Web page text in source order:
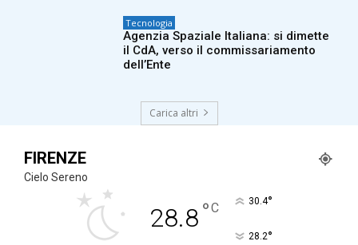
Tecnologia
Agenzia Spaziale Italiana: si dimette
il CdA, verso il commissariamento
dell’Ente
Carica altri
FIRENZE
Cielo Sereno
28.8°C 30.4°
28.2°